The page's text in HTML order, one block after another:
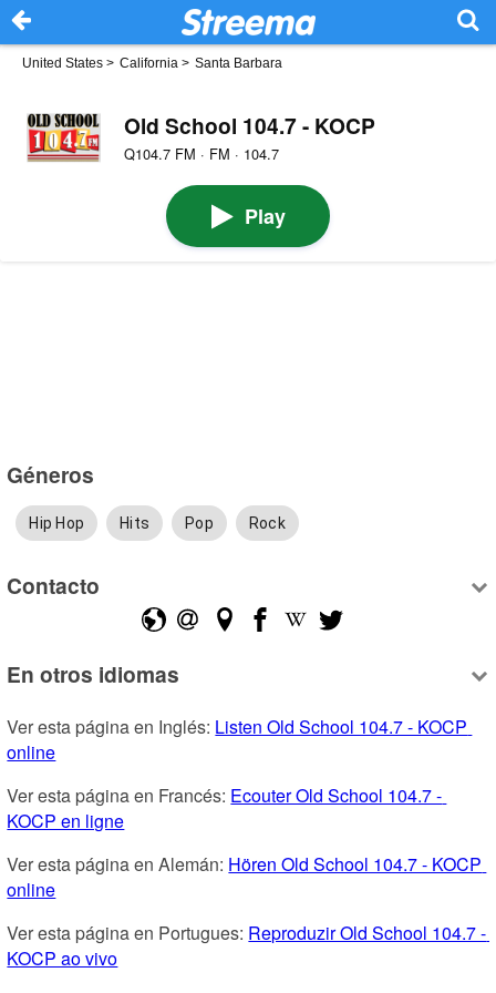
United States > California > Santa Barbara
Old School 104.7 - KOCP
Q104.7 FM · FM · 104.7
Play
Géneros
Hip Hop Hits Pop Rock
Contacto
En otros idiomas
Ver esta página en Inglés: Listen Old School 104.7 - KOCP
online
Ver esta página en Francés: Ecouter Old School 104.7 -
KOCP en ligne
Ver esta página en Alemán: Hören Old School 104.7 - KOCP
online
Ver esta página en Portugues: Reproduzir Old School 104.7 -
KOCP ao vivo